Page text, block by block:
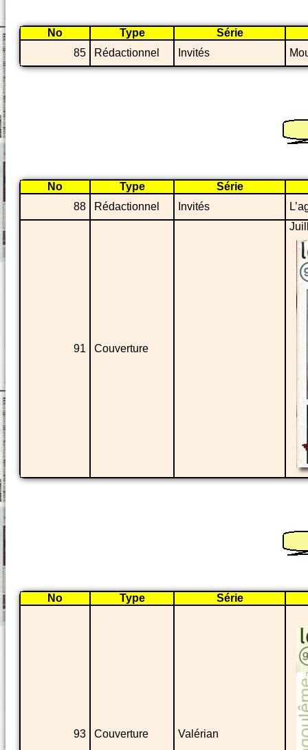
No Type
Série
85
Rédactionnel Invités
No Type
Série
88
Rédactionnel Invités
91 Couverture
No Type Série
93 Couverture Valérian